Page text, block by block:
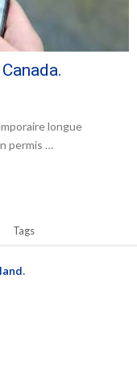
longue
permis …
Tags